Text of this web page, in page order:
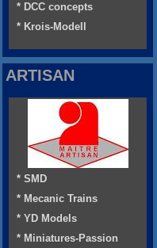
* DCC concepts
* Krois-Modell
ARTISAN
* SMD
* Mecanic Trains
* YD Models
* Miniatures-Passion